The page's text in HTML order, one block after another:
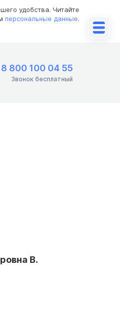
удобства. Читайте
персональные данные.
8 800 100 04 55
Звонок бесплатный
В.